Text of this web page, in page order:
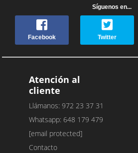
Síguenos en...
Facebook Twitter
Atención al
cliente
Llámanos: 972 23 37 31
Whatsapp: 648 179 479
[email protected]
Contacto